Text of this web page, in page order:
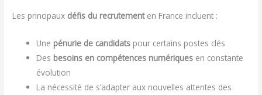
Les principaux défis du recrutementen France incluent :
Une pénurie de candidats pour certains postes clés
Des besoins en compétences numériques en constante
évolution
La nécessité de s’adapter aux nouvelles attentes des